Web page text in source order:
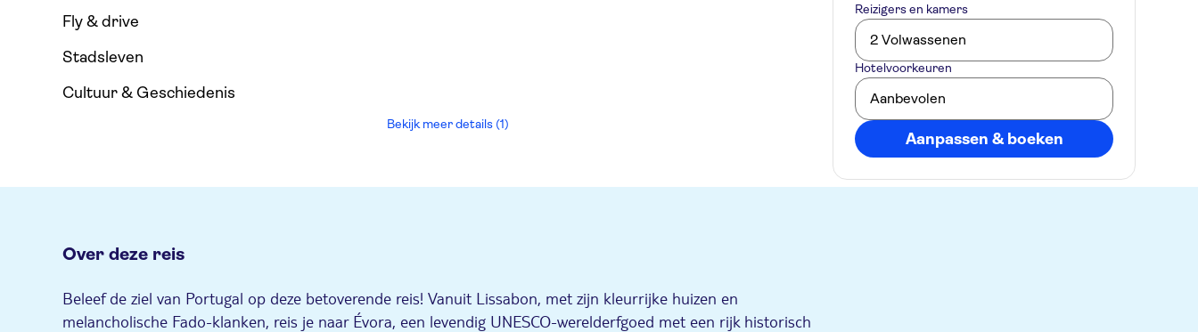
Fly & drive
Stadsleven
Cultuur & Geschiedenis
Bekijk meer details (1)
Over deze reis
Beleef de ziel van Portugal op deze betoverende reis! Vanuit Lissabon, met zijn kleurrijke huizen en
melancholische Fado-klanken, reis je naar Évora, een levendig UNESCO-werelderfgoed met een rijk historisch
Reizigers en kamers
2 Volwassenen
Hotelvoorkeuren
Aanbevolen
Aanpassen & boeken